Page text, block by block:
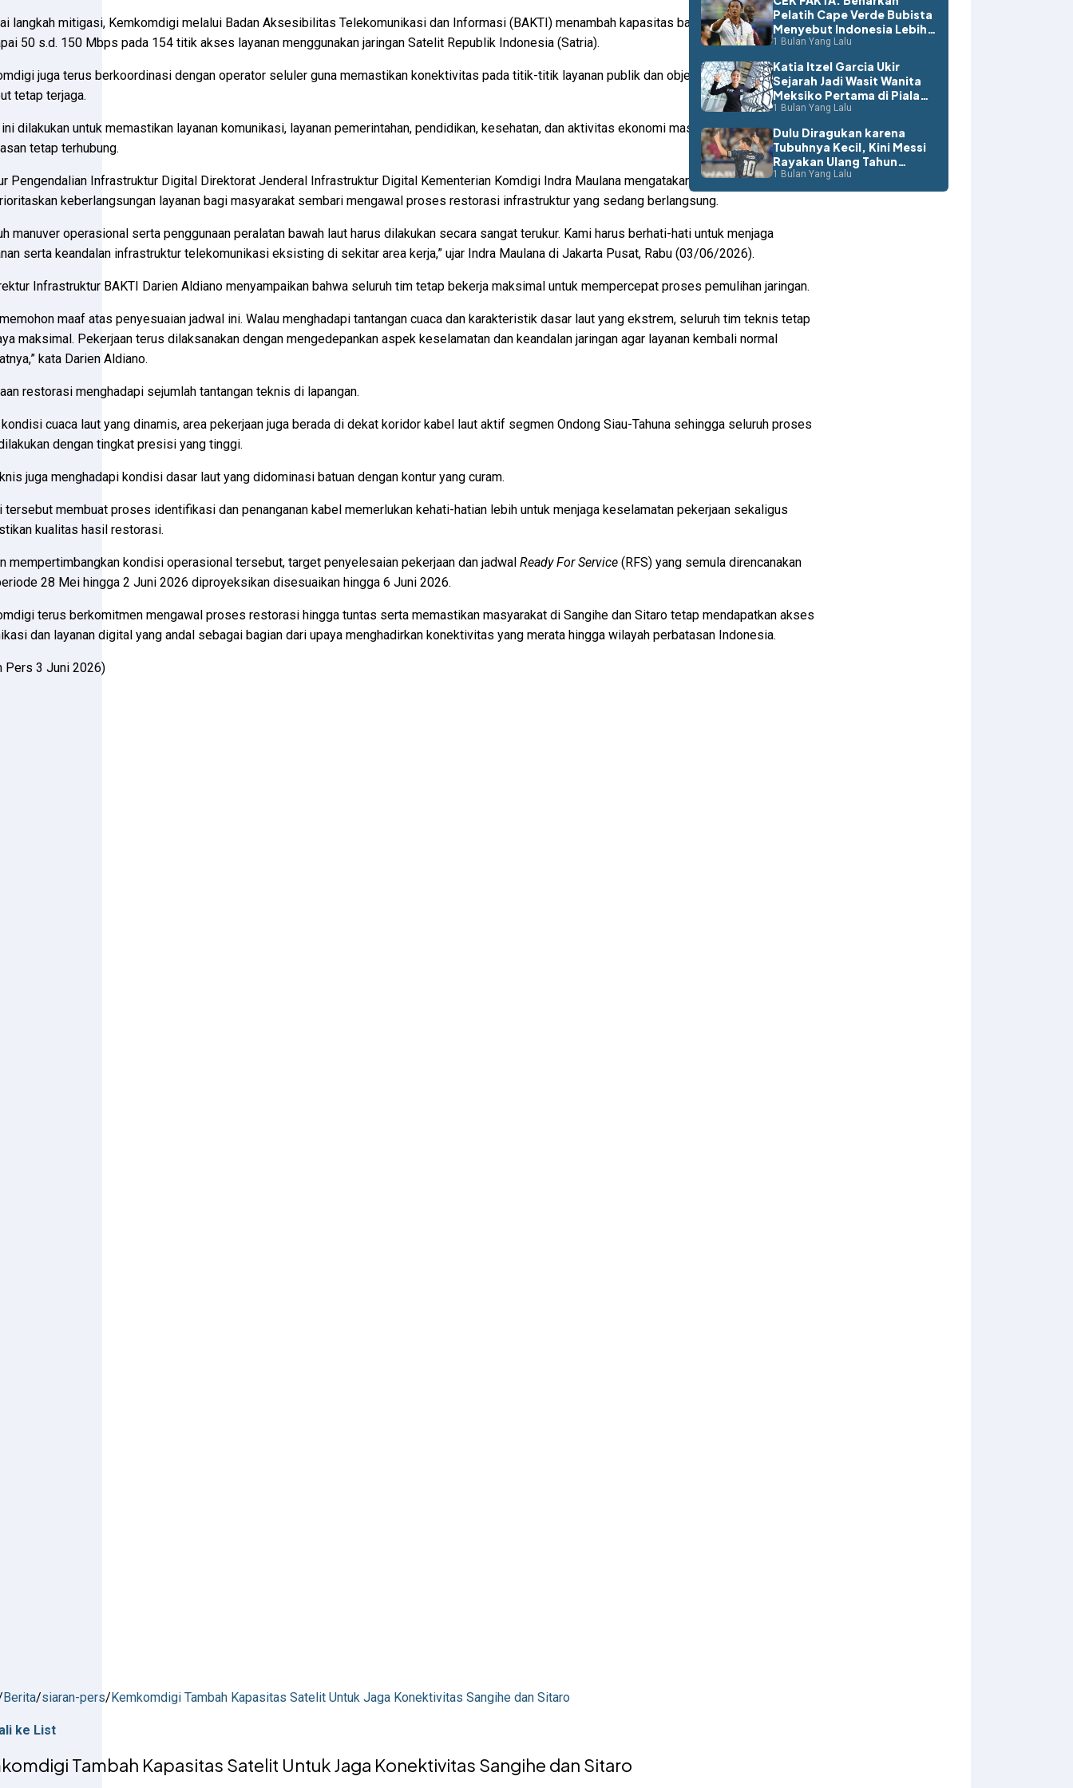
langkah mitigasi, Kemkomdigi melalui Badan Aksesibilitas Telekomunikasi dan Informasi (BAKTI) menambah kapasitas bandwidth hingga
50 s.d. 150 Mbps pada 154 titik akses layanan menggunakan jaringan Satelit Republik Indonesia (Satria).
juga terus berkoordinasi dengan operator seluler guna memastikan konektivitas pada titik-titik layanan publik dan objek vital di wilayah
tetap terjaga.
dilakukan untuk memastikan layanan komunikasi, layanan pemerintahan, pendidikan, kesehatan, dan aktivitas ekonomi masyarakat di wilayah
tetap terhubung.
Pengendalian Infrastruktur Digital Direktorat Jenderal Infrastruktur Digital Kementerian Komdigi Indra Maulana mengatakan pemerintah terus
keberlangsungan layanan bagi masyarakat sembari mengawal proses restorasi infrastruktur yang sedang berlangsung.
manuver operasional serta penggunaan peralatan bawah laut harus dilakukan secara sangat terukur. Kami harus berhati-hati untuk menjaga
serta keandalan infrastruktur telekomunikasi eksisting di sekitar area kerja,” ujar Indra Maulana di Jakarta Pusat, Rabu (03/06/2026).
Infrastruktur BAKTI Darien Aldiano menyampaikan bahwa seluruh tim tetap bekerja maksimal untuk mempercepat proses pemulihan jaringan.
maaf atas penyesuaian jadwal ini. Walau menghadapi tantangan cuaca dan karakteristik dasar laut yang ekstrem, seluruh tim teknis tetap
maksimal. Pekerjaan terus dilaksanakan dengan mengedepankan aspek keselamatan dan keandalan jaringan agar layanan kembali normal
kata Darien Aldiano.
restorasi menghadapi sejumlah tantangan teknis di lapangan.
cuaca laut yang dinamis, area pekerjaan juga berada di dekat koridor kabel laut aktif segmen Ondong Siau-Tahuna sehingga seluruh proses
dengan tingkat presisi yang tinggi.
juga menghadapi kondisi dasar laut yang didominasi batuan dengan kontur yang curam.
tersebut membuat proses identifikasi dan penanganan kabel memerlukan kehati-hatian lebih untuk menjaga keselamatan pekerjaan sekaligus
kualitas hasil restorasi.
mempertimbangkan kondisi operasional tersebut, target penyelesaian pekerjaan dan jadwalReady For Service (RFS) yang semula direncanakan
28 Mei hingga 2 Juni 2026 diproyeksikan disesuaikan hingga 6 Juni 2026.
terus berkomitmen mengawal proses restorasi hingga tuntas serta memastikan masyarakat di Sangihe dan Sitaro tetap mendapatkan akses
dan layanan digital yang andal sebagai bagian dari upaya menghadirkan konektivitas yang merata hingga wilayah perbatasan Indonesia.
Pers 3 Juni 2026)
Berita/siaran-pers/ Kemkomdigi Tambah Kapasitas Satelit Untuk Jaga Konektivitas Sangihe dan Sitaro
ke List
Tambah Kapasitas Satelit Untuk Jaga Konektivitas Sangihe dan Sitaro
Pelatih Cape Verde Bubista
Menyebut Indonesia Lebih
Layak ke Piala Dunia?
1 Bulan Yang Lalu
Katia Itzel Garcia Ukir
Sejarah Jadi Wasit Wanita
Meksiko Pertama di Piala
Dunia
1 Bulan Yang Lalu
Dulu Diragukan karena
Tubuhnya Kecil, Kini Messi
Rayakan Ulang Tahun
dengan Rekor Dunia
1 Bulan Yang Lalu